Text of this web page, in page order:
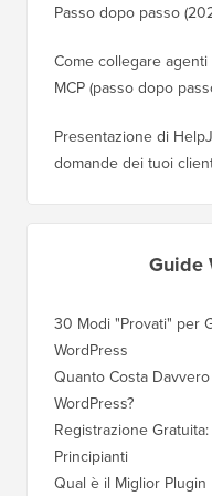
Passo dopo passo
Come collegare
MCP (passo dopo
Presentazione di
domande dei tuoi
Guide
30 Modi "Provati" per
WordPress
Quanto Costa
WordPress?
Registrazione
Principianti
Qual è il Miglior